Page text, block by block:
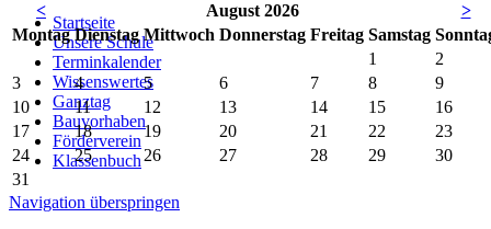
Startseite
Unsere Schule
Terminkalender
Wissenswertes
Ganztag
Bauvorhaben
Förderverein
Klassenbuch
< August 2026
>
Montag Dienstag Mittwoch Donnerstag Freitag Samstag So
1
2
3
4 5 6 7 8
9
10
11 12 13 14 15
16
17
18 19 20 21 22
23
24
25 26 27 28 29
30
31
Navigation überspringen